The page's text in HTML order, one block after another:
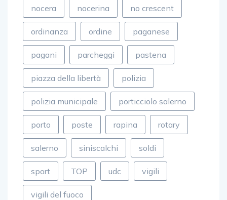
nocera nocerina no crescent
ordinanza ordine paganese
pagani parcheggi pastena
piazza della libertà polizia
polizia municipale porticciolo salerno
porto poste rapina rotary
salerno siniscalchi soldi
sport TOP udc vigili
vigili del fuoco